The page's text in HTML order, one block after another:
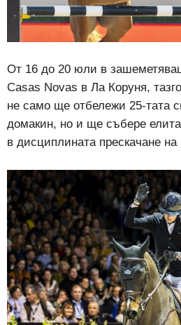
От 16 до 20 юли в
Casas Novas в Ла Коруня,
не само ще отбележи 25-тата
домакин, но и ще събере
в дисциплината прескачане на